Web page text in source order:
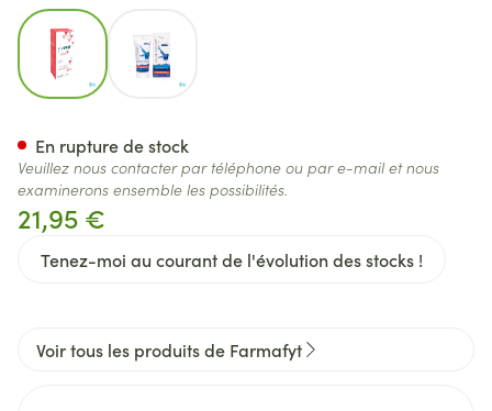
View larger image
21,95 €
Tenez-moi au courant de l'évolution des stocks !
En rupture de stock
Veuillez nous contacter par téléphone ou par e-mail et nous
examinerons ensemble les possibilités.
Voir tous les produits de Farmafyt